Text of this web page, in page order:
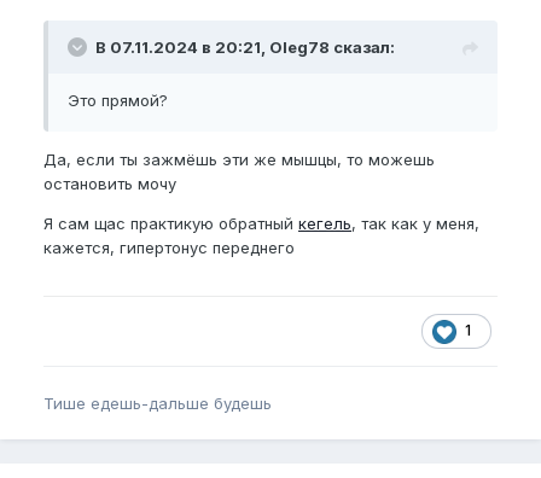
В 07.11.2024 в 20:21, Oleg78 сказал:
Это прямой?
Да, если ты зажмёшь эти же мышцы, то можешь
остановить мочу
Я сам щас практикую обратный кегель, так как у меня,
кажется, гипертонус переднего
1
Тише едешь-дальше будешь